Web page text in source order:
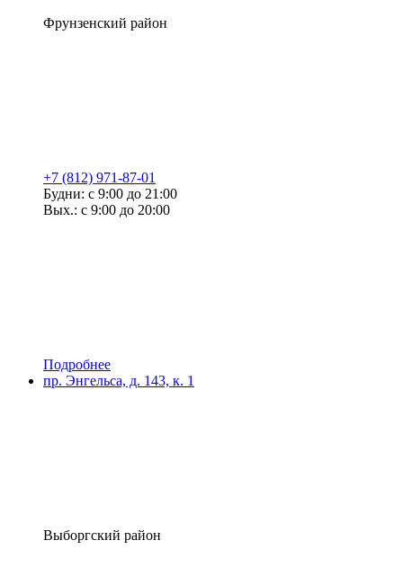
Фрунзенский район
+7 (812) 971-87-01
Будни: с 9:00 до 21:00
Вых.: с 9:00 до 20:00
Подробнее
пр. Энгельса, д. 143, к. 1
Выборгский район